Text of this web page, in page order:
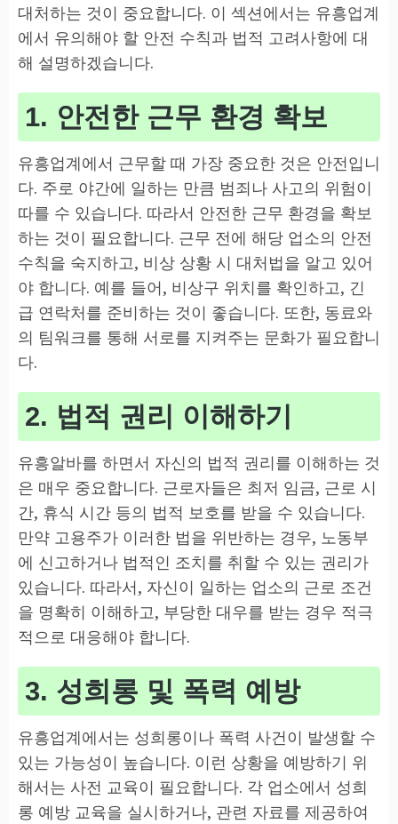
대처하는 것이 중요합니다. 이 섹션에서는 유흥업계
에서 유의해야 할 안전 수칙과 법적 고려사항에 대
해 설명하겠습니다.
1. 안전한 근무 환경 확보
유흥업계에서 근무할 때 가장 중요한 것은 안전입니
다. 주로 야간에 일하는 만큼 범죄나 사고의 위험이
따를 수 있습니다. 따라서 안전한 근무 환경을 확보
하는 것이 필요합니다. 근무 전에 해당 업소의 안전
수칙을 숙지하고, 비상 상황 시 대처법을 알고 있어
야 합니다. 예를 들어, 비상구 위치를 확인하고, 긴
급 연락처를 준비하는 것이 좋습니다. 또한, 동료와
의 팀워크를 통해 서로를 지켜주는 문화가 필요합니
다.
2. 법적 권리 이해하기
유흥알바를 하면서 자신의 법적 권리를 이해하는 것
은 매우 중요합니다. 근로자들은 최저 임금, 근로 시
간, 휴식 시간 등의 법적 보호를 받을 수 있습니다.
만약 고용주가 이러한 법을 위반하는 경우, 노동부
에 신고하거나 법적인 조치를 취할 수 있는 권리가
있습니다. 따라서, 자신이 일하는 업소의 근로 조건
을 명확히 이해하고, 부당한 대우를 받는 경우 적극
적으로 대응해야 합니다.
3. 성희롱 및 폭력 예방
유흥업계에서는 성희롱이나 폭력 사건이 발생할 수
있는 가능성이 높습니다. 이런 상황을 예방하기 위
해서는 사전 교육이 필요합니다. 각 업소에서 성희
롱 예방 교육을 실시하거나, 관련 자료를 제공하여